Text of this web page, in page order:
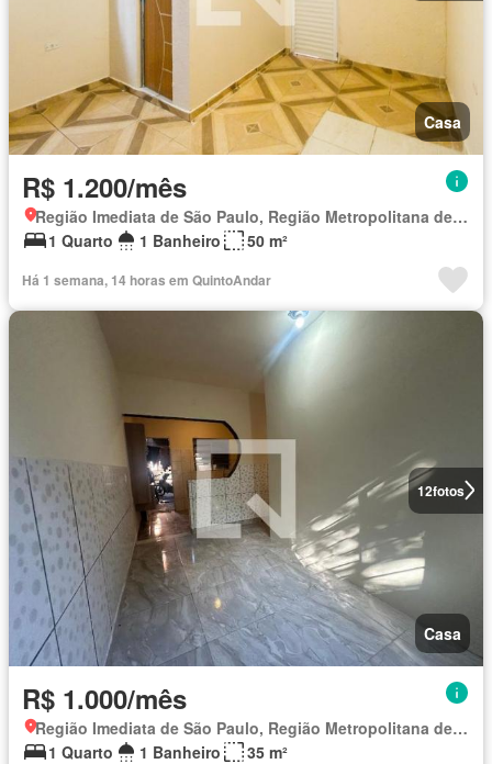
Casa
R$ 1.200/mês
Região Imediata de São Paulo, Região Metropolitana de São Paulo
1 Quarto
1 Banheiro 50 m²
Há 1 semana, 14 horas em QuintoAndar
12fotos
Casa
R$ 1.000/mês
Região Imediata de São Paulo, Região Metropolitana de São Paulo
1 Quarto
1 Banheiro 35 m²